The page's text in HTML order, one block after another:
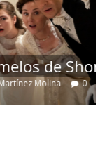
0